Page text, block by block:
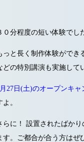
０分程度の短い体験でし
っと長く制作体験ができ
どの特別講演も実施して
27日(土)のオープンキャ
よ。
らに！
設置されたばか
す。 ご都合が合う方はぜ